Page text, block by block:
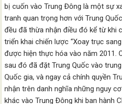
bị cuốn vào Trung Đông là một sự
tranh quan trọng hơn với Trung
đều đã thừa nhận điều đó kể từ khi
triển khai chiến lược “Xoay trục
được hiện thực hóa vào năm 2011.
sau đó đã đặt Trung Quốc vào
Quốc gia, và ngay cả chính quyền
nhận trên danh nghĩa những nguy
khác vào Trung Đông khi ban hành